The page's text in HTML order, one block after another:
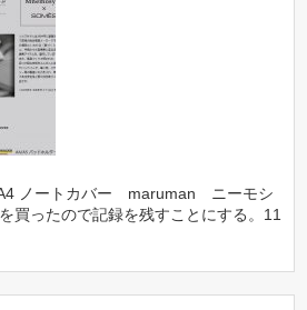
ノートカバー maruman ニーモシ
買ったので記録を残すことにする。11